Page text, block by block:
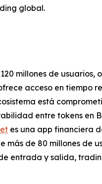
global.
millones de usuarios,
acceso en tiempo
está
entre tokens en
es una app financiera
más de 80 millones de
entrada y salida,